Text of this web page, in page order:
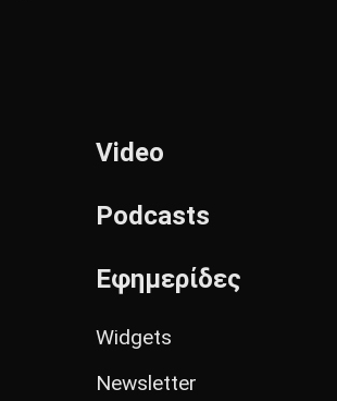
Video
Podcasts
Εφημερίδες
Widgets
Newsletter